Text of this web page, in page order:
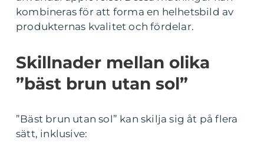
kombineras för att forma en helhetsbild av
produkternas kvalitet och fördelar.
Skillnader mellan olika
”bäst brun utan sol”
”Bäst brun utan sol” kan skilja sig åt på flera
sätt, inklusive: